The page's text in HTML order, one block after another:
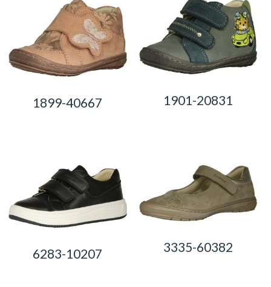
1899-40667 1901-20831
6283-10207 3335-60382